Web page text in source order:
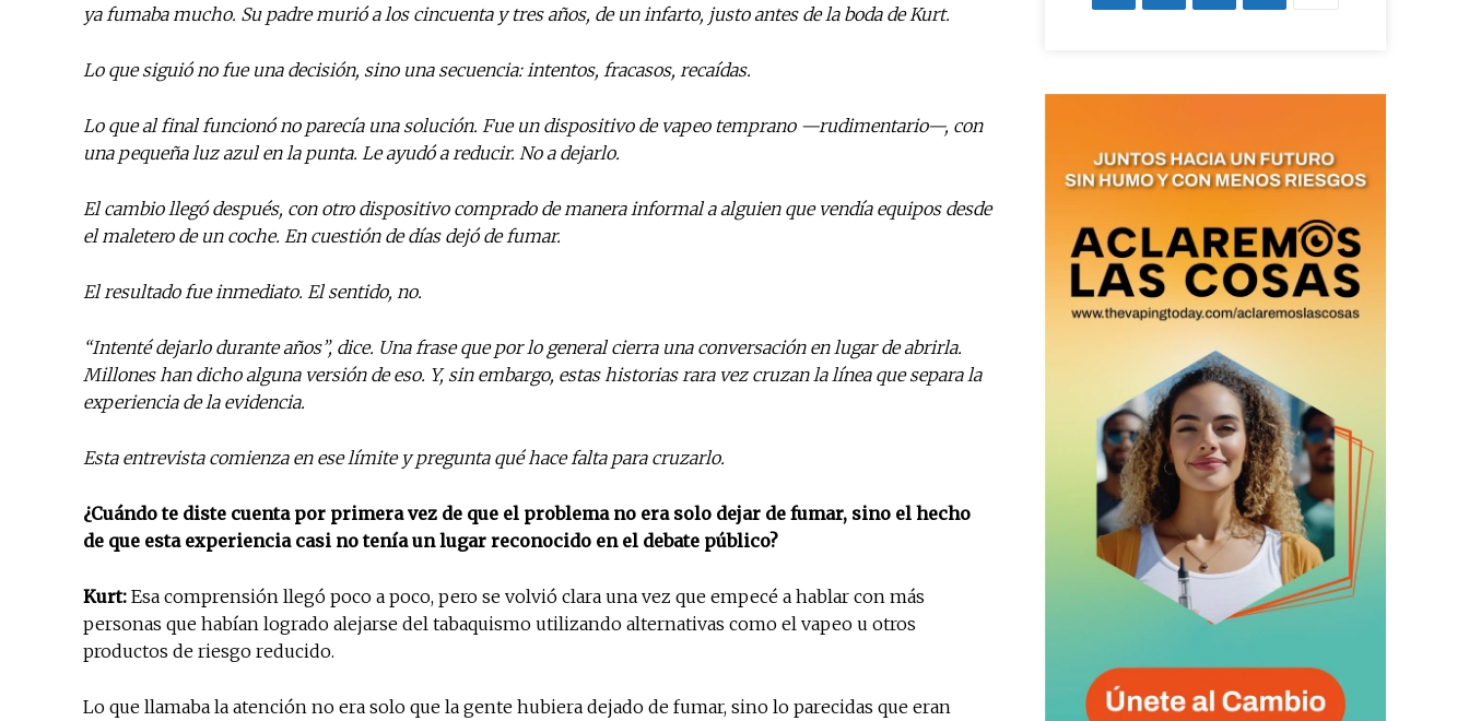
Suscríbete a nuestro boletín diario y recibe todas las
noticias del vapeo y la reducción de daños en tu correo
Subscribe to our daily clipping and receive all the news
of vaping and tobacco harm reduction in your email.
SUBSCRIBIRSE
ya fumaba mucho. Su padre murió a los cincuenta y tres años, de un infarto, justo antes de la boda de Kurt.
Lo que siguió no fue una decisión, sino una secuencia: intentos, fracasos, recaídas.
Lo que al final funcionó no parecía una solución. Fue un dispositivo de vapeo temprano —rudimentario—, con
una pequeña luz azul en la punta. Le ayudó a reducir. No a dejarlo.
El cambio llegó después, con otro dispositivo comprado de manera informal a alguien que vendía equipos desde
el maletero de un coche. En cuestión de días dejó de fumar.
El resultado fue inmediato. El sentido, no.
“Intenté dejarlo durante años”, dice. Una frase que por lo general cierra una conversación en lugar de abrirla.
Millones han dicho alguna versión de eso. Y, sin embargo, estas historias rara vez cruzan la línea que separa la
experiencia de la evidencia.
Esta entrevista comienza en ese límite y pregunta qué hace falta para cruzarlo.
¿Cuándo te diste cuenta por primera vez de que el problema no era solo dejar de fumar, sino el hecho
de que esta experiencia casi no tenía un lugar reconocido en el debate público?
Kurt: Esa comprensión llegó poco a poco, pero se volvió clara una vez que empecé a hablar con más
personas que habían logrado alejarse del tabaquismo utilizando alternativas como el vapeo u otros
productos de riesgo reducido.
Lo que llamaba la atención no era solo que la gente hubiera dejado de fumar, sino lo parecidas que eran